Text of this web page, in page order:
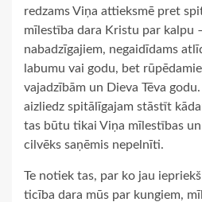
redzams Viņa attieksmē pret
mīlestība dara Kristu par kalpu
nabadzīgajiem, negaidīdams
labumu vai godu, bet
vajadzībām un Dieva Tēva
aizliedz spitālīgajam stāstīt
tas būtu tikai Viņa mīlestības
cilvēks saņēmis nepelnīti.
Te notiek tas, par ko jau
ticība dara mūs par kungiem,